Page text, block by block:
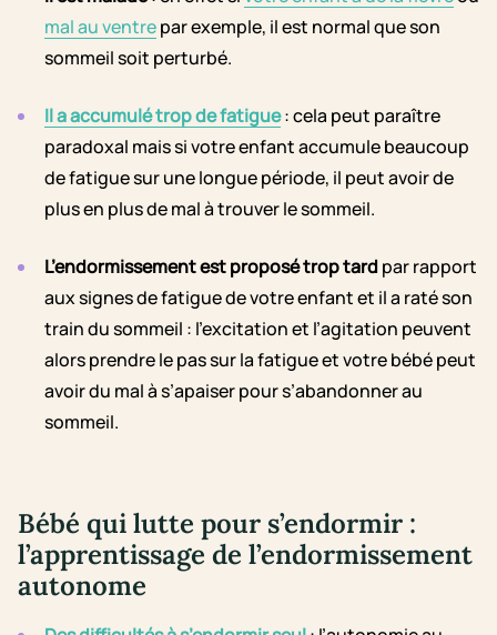
mal au ventrepar exemple, il est normal que son
sommeil soit perturbé.
Il a accumulé trop de fatigue: cela peut paraître
paradoxal mais si votre enfant accumule beaucoup
de fatigue sur une longue période, il peut avoir de
plus en plus de mal à trouver le sommeil.
L’endormissement est proposé trop tardpar rapport
aux signes de fatigue de votre enfant et il a raté son
train du sommeil : l’excitation et l’agitation peuvent
alors prendre le pas sur la fatigue et votre bébé peut
avoir du mal à s’apaiser pour s’abandonner au
sommeil.
Bébé qui lutte pour s’endormir :
l’apprentissage de l’endormissement
autonome